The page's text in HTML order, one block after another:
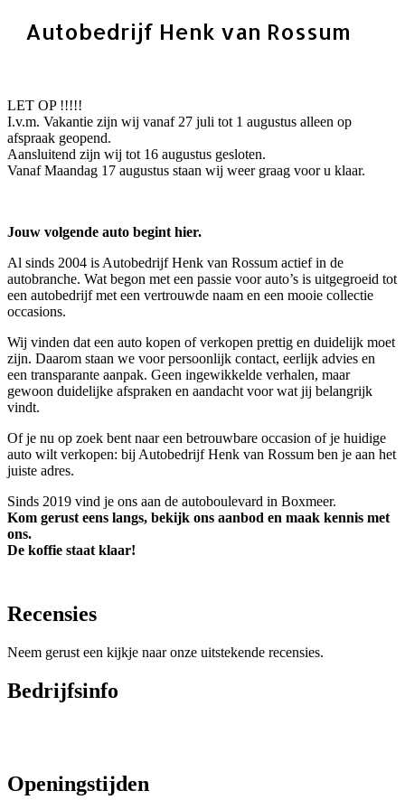
Autobedrijf Henk van Rossum
LET OP !!!!!
I.v.m. Vakantie zijn wij vanaf 27 juli tot 1 augustus alleen op
afspraak geopend.
Aansluitend zijn wij tot 16 augustus gesloten.
Vanaf Maandag 17 augustus staan wij weer graag voor u klaar.
Jouw volgende auto begint hier.
Al sinds 2004 is Autobedrijf Henk van Rossum actief in de
autobranche. Wat begon met een passie voor auto’s is uitgegroeid tot
een autobedrijf met een vertrouwde naam en een mooie collectie
occasions.
Wij vinden dat een auto kopen of verkopen prettig en duidelijk moet
zijn. Daarom staan we voor persoonlijk contact, eerlijk advies en
een transparante aanpak. Geen ingewikkelde verhalen, maar
gewoon duidelijke afspraken en aandacht voor wat jij belangrijk
vindt.
Of je nu op zoek bent naar een betrouwbare occasion of je huidige
auto wilt verkopen: bij Autobedrijf Henk van Rossum ben je aan het
juiste adres.
Sinds 2019 vind je ons aan de autoboulevard in Boxmeer.
Kom gerust eens langs, bekijk ons aanbod en maak kennis met
ons.
De koffie staat klaar!
Recensies
Neem gerust een kijkje naar onze uitstekende recensies.
Bedrijfsinfo
Openingstijden